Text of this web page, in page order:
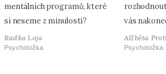
mentálních programů, které
si neseme z minulosti?
Radka Loja
Psycholožka
vás
Alžběta
Psycholožka